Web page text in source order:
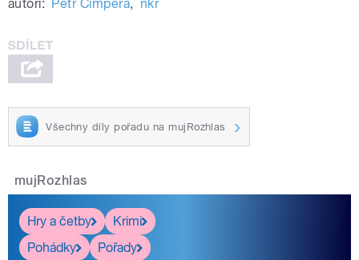
autoři: Petr Čimpera, nkr
Všechny díly pořadu na mujRozhlas
mujRozhlas
Hry a četby
Krimi
Pohádky
Pořady